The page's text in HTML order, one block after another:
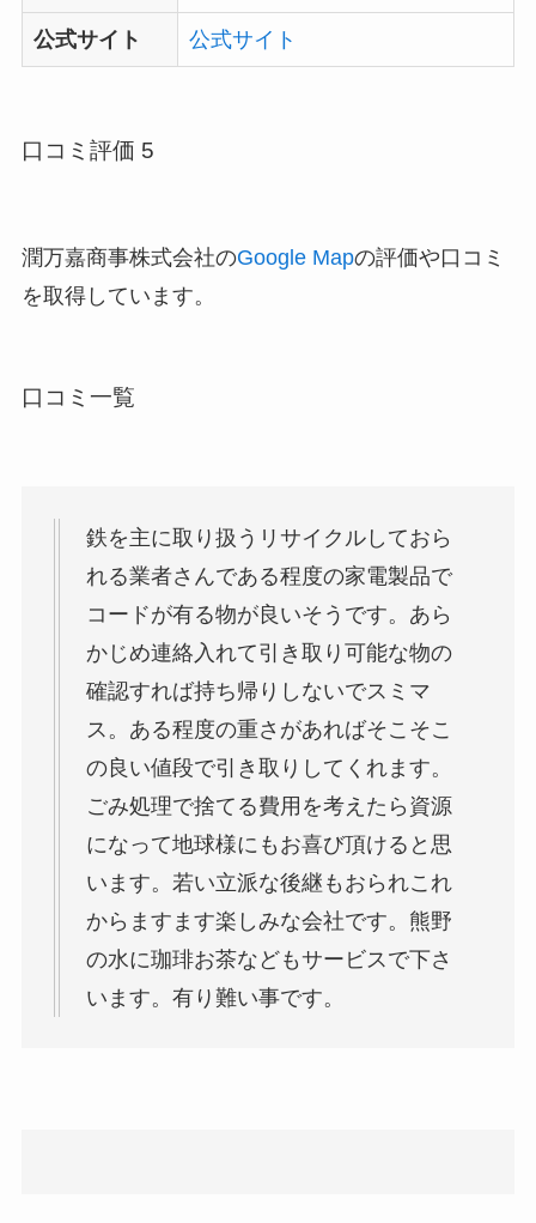
公式サイト 公式サイト
口コミ評価 5
潤万嘉商事株式会社のGoogle Mapの評価や口コミ
を取得しています。
口コミ一覧
鉄を主に取り扱うリサイクルしておら
れる業者さんである程度の家電製品で
コードが有る物が良いそうです。あら
かじめ連絡入れて引き取り可能な物の
確認すれば持ち帰りしないでスミマ
ス。ある程度の重さがあればそこそこ
の良い値段で引き取りしてくれます。
ごみ処理で捨てる費用を考えたら資源
になって地球様にもお喜び頂けると思
います。若い立派な後継もおられこれ
からますます楽しみな会社です。熊野
の水に珈琲お茶などもサービスで下さ
います。有り難い事です。